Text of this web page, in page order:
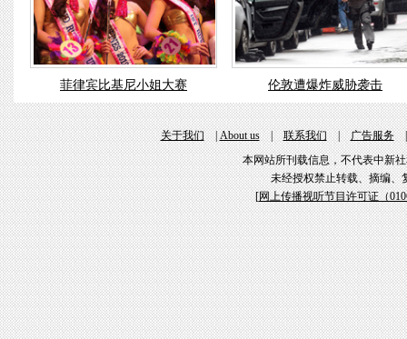
菲律宾比基尼小姐大赛 伦敦遭爆炸威胁袭击
关于我们|About us|联系我们|广告服务
本网站所刊载信息，不代表中新
未经授权禁止转载、摘编、
[网上传播视听节目许可证（